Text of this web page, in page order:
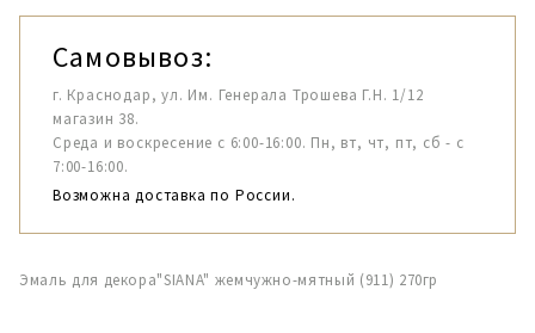
Самовывоз:
г. Краснодар, ул. Им. Генерала Трошева Г.Н. 1/12
магазин 38.
Среда и воскресение с 6:00-16:00. Пн, вт, чт, пт, сб - с
7:00-16:00.
Возможна доставка по России.
Эмаль для декора"SIANA" жемчужно-мятный (911) 270гр